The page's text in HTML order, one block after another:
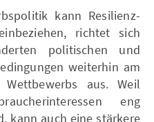
kann Resilienz-
richtet sich
politischen und
weiterhin am
aus. Weil
eng
kann auch eine stärkere